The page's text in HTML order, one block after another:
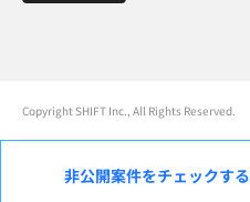
Copyright SHIFT Inc., All Rights Reserved.
非公開案件をチェックする